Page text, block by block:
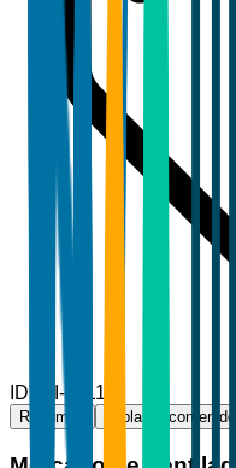
IDTBI-41119
Resumen Tabla de contenido